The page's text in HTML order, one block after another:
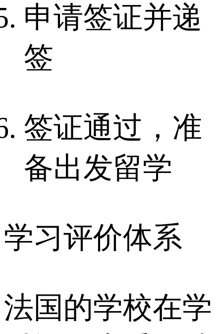
申请签证并递
签
签证通过，准
备出发留学
学习评价体系
法国的学校在学